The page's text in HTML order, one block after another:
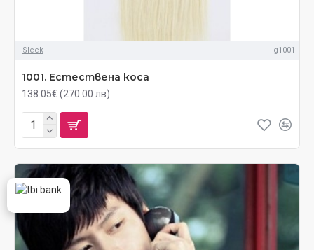
Sleek g1001
1001. Естествена коса
138.05€ (270.00 лв)